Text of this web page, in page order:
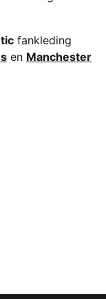
fankleding
en Manchester